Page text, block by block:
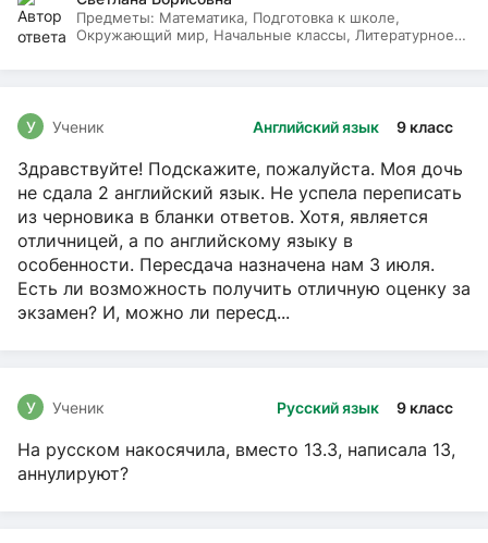
Предметы: Математика, Подготовка к школе,
Окружающий мир, Начальные классы, Литературное
Английский язык 9 класс
У Ученик
Здравствуйте! Подскажите, пожалуйста. Моя дочь
не сдала 2 английский язык. Не успела переписать
из черновика в бланки ответов. Хотя, является
отличницей, а по английскому языку в
особенности. Пересдача назначена нам 3 июля.
Есть ли возможность получить отличную оценку за
экзамен? И, можно ли пересд...
Русский язык 9 класс
У Ученик
На русском накосячила, вместо 13.3, написала 13,
аннулируют?